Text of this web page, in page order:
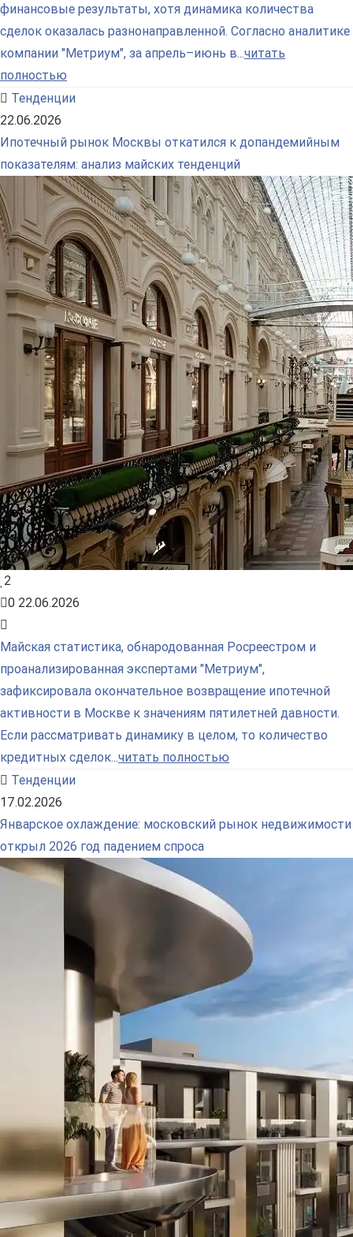
финансовые результаты, хотя динамика количества
сделок оказалась разнонаправленной. Согласно аналитике
компании "Метриум", за апрель–июнь в...читать
полностью
Тенденции
22.06.2026
Ипотечный рынок Москвы откатился к допандемийным
показателям: анализ майских тенденций
2
0 22.06.2026
Майская статистика, обнародованная Росреестром и
проанализированная экспертами "Метриум",
зафиксировала окончательное возвращение ипотечной
активности в Москве к значениям пятилетней давности.
Если рассматривать динамику в целом, то количество
кредитных сделок...читать полностью
Тенденции
17.02.2026
Январское охлаждение: московский рынок недвижимости
открыл 2026 год падением спроса